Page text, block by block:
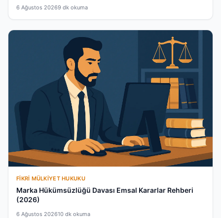
6 Ağustos 20269 dk okuma
FIKRI MÜLKIYET HUKUKU
Marka Hükümsüzlüğü Davası Emsal Kararlar Rehberi
(2026)
6 Ağustos 202610 dk okuma